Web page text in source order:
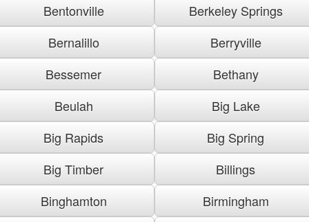
Bentonville
Berkeley Springs
Bernalillo
Berryville
Bessemer
Bethany
Beulah
Big Lake
Big Rapids
Big Spring
Big Timber
Billings
Binghamton
Birmingham